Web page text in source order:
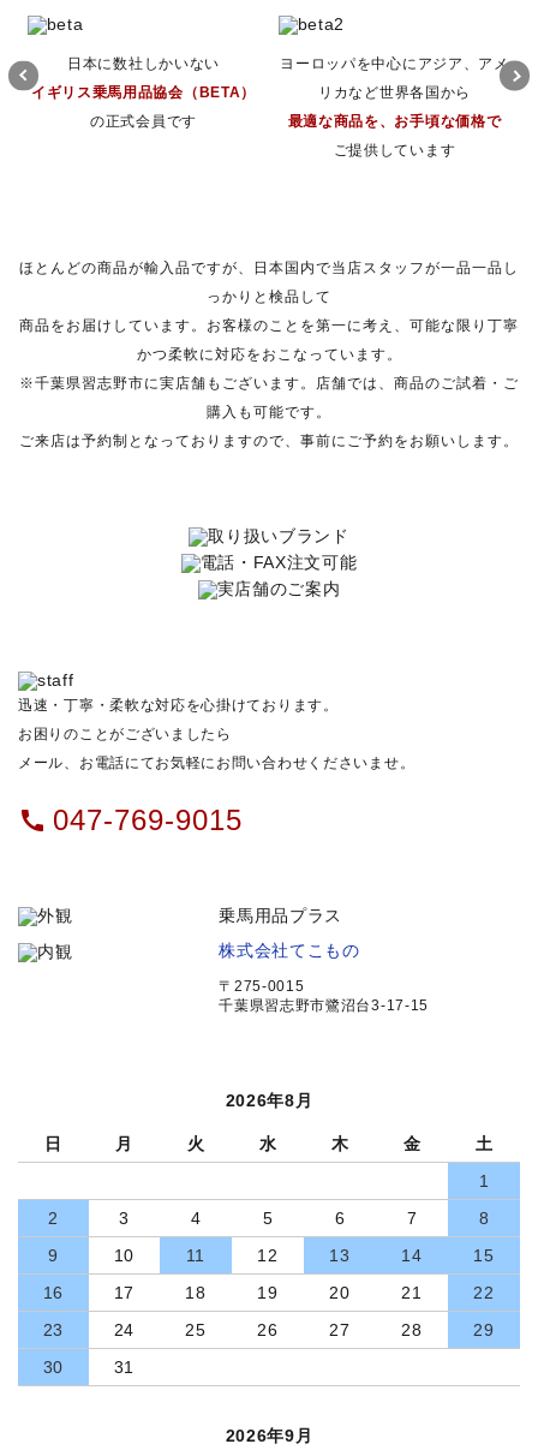
日本に数社しかいない
イギリス乗馬用品協会（BETA）
の正式会員です
ヨーロッパを中心にアジア、アメ
リカなど世界各国から
最適な商品を、お手頃な価格で
ご提供しています
ほとんどの商品が輸入品ですが、日本国内で当店スタッフが一品一品し
っかりと検品して
商品をお届けしています。お客様のことを第一に考え、可能な限り丁寧
かつ柔軟に対応をおこなっています。
※千葉県習志野市に実店舗もございます。店舗では、商品のご試着・ご
購入も可能です。
ご来店は予約制となっておりますので、事前にご予約をお願いします。
迅速・丁寧・柔軟な対応を心掛けております。
お困りのことがございましたら
メール、お電話にてお気軽にお問い合わせくださいませ。
call 047-769-9015
乗馬用品プラス
株式会社てこもの
〒275-0015
千葉県習志野市鷺沼台3-17-15
2026年8月
日 月 火 水 木 金
土
1
2
3 4 5 6 7
8
9
10 11 12 13 14
15
16
17 18 19 20 21
22
23
24 25 26 27 28
29
30
31
2026年9月